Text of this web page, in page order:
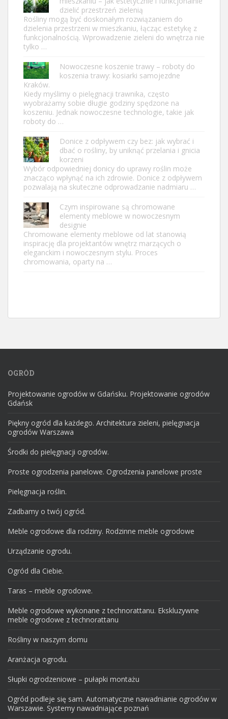
dzielić przestrzeń zielenią
Rośliny mogą być doskonałym rozwiązaniem do
dzielenia przestrzeni w mieszkaniu, łącząc estetykę z
funkcjonalnością. Wprowadzenie zieleni do wnętrza nie
tylko …
Nowoczesne koszenie trawy – roboty do
koszenia trawy: kosiarki samojezdne
Kraków.
Kiedy myślimy o pielęgnacji trawnika, często
wyobrażamy sobie długie godziny spędzone na
koszeniu. Jednak nowoczesne technologie, takie jak
roboty do …
Donice z odpływem czy bez: jak wybrać i
dbać o rośliny, by uniknąć przelania i gnicia
korzeni
Wybór odpowiedniej donicy do uprawy roślin może
znacząco wpłynąć na ich zdrowie. Donice z odpływem
pozwalają na skuteczne odprowadzanie nadmiaru …
Czym inspirowane są chromowane
elementy meblowe w nowoczesnym
designie
Chromowane elementy meblowe od lat stanowią
inspirację dla projektantów wnętrz marzących o
eleganckim i nowoczesnym stylu. Proces
chromowania, oparty na …
OGRÓD
Projektowanie ogrodów w Gdańsku. Projektowanie ogrodów
Gdańsk
Piękny ogród dla każdego. Architektura zieleni, pielęgnacja
ogrodów Warszawa
Środki do pielęgnacji ogrodów.
Proste ogrodzenia panelowe. Ogrodzenia panelowe proste
Pielęgnacja roślin.
Zadbamy o twój ogród.
Meble ogrodowe dla rodziny. Rodzinne meble ogrodowe
Urządzanie ogrodu.
Ogród dla Ciebie.
Taras – meble ogrodowe.
Meble ogrodowe wykonane z technorattanu. Ekskluzywne
meble ogrodowe z technorattanu
Rośliny w naszym domu
Aranżacja ogrodu.
Słupki ogrodzeniowe – pułapki montażu
Ogród podleje się sam. Automatyczne nawadnianie ogrodów w
Warszawie. Systemy nawadniające poznań